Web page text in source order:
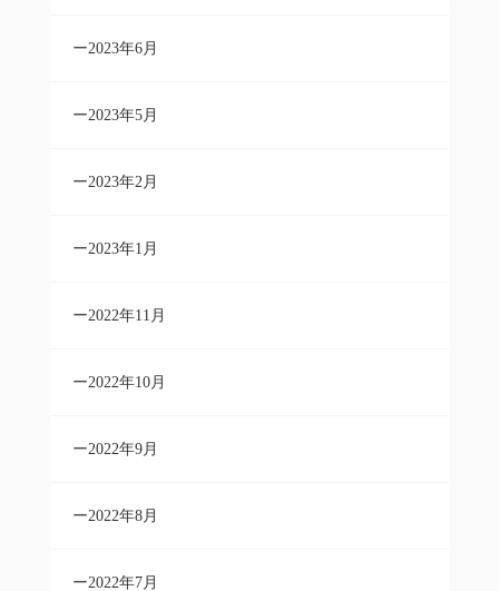
2023年6月
2023年5月
2023年2月
2023年1月
2022年11月
2022年10月
2022年9月
2022年8月
2022年7月